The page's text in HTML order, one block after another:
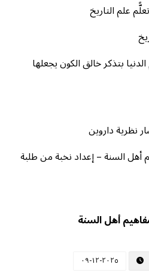
علوم الدنيا بتذكر خالق الكون يجعلها
السنة – إعداد نخبة من طلبة
أهل السنة
٢٠٢٥-١٢-٠٩